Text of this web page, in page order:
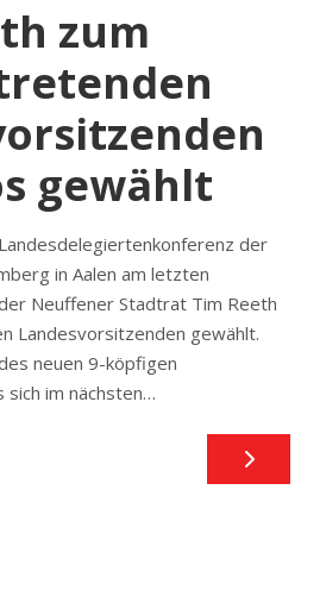
zum
gewählt
der
in Aalen am letzten
Neuffener Stadtrat Tim Reeth
Landesvorsitzenden gewählt.
neuen 9-köpfigen
im nächsten…